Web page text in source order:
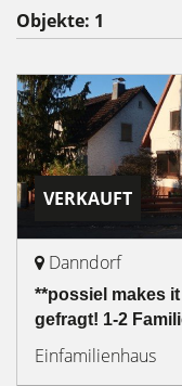
Objekte: 1
VERKAUFT
Danndorf
**possiel makes
gefragt! 1-2
Einfamilienhaus